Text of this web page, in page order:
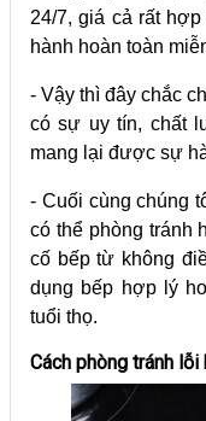
24/7, giá cả rất
hành hoàn toàn
- Vậy thì đây chắc
có sự uy tín, chất
mang lại được sự
- Cuối cùng chúng
có thể phòng tránh
cố bếp từ không
dụng bếp hợp lý
tuổi thọ.
Cách phòng tránh